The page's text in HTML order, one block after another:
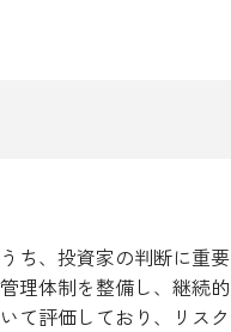
ち、投資家の判断に重要
理体制を整備し、継続的
て評価しており、リスク